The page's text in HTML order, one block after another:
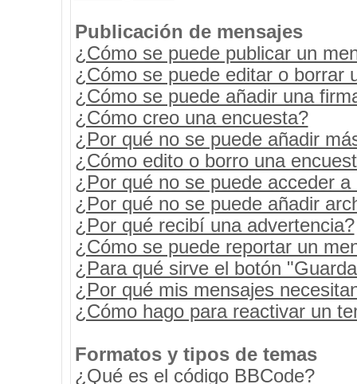
Publicación de mensajes
¿Cómo se puede publicar un
¿Cómo se puede editar o borrar
¿Cómo se puede añadir una
¿Cómo creo una encuesta?
¿Por qué no se puede añadir
¿Cómo edito o borro una
¿Por qué no se puede acceder a
¿Por qué no se puede añadir
¿Por qué recibí una advertencia?
¿Cómo se puede reportar un
¿Para qué sirve el botón
¿Por qué mis mensajes
¿Cómo hago para reactivar un
Formatos y tipos de temas
¿Qué es el código BBCode?